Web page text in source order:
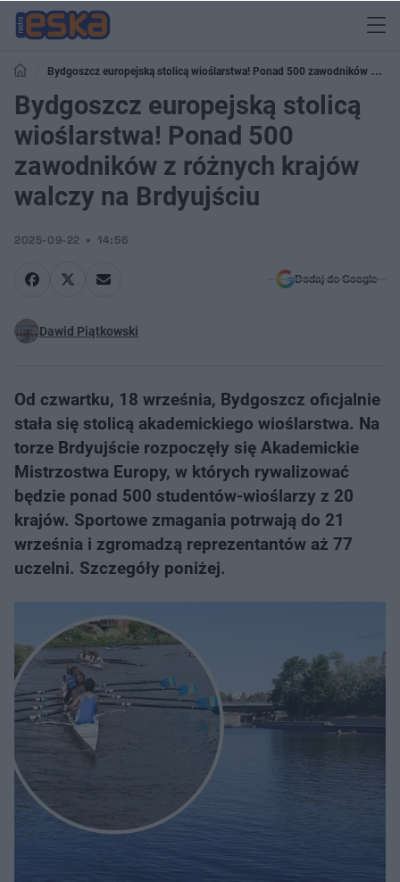
Bydgoszcz europejską stolicą wioślarstwa! Ponad 500 zawodników z
różnych krajów walczy na Brdyujściu
Bydgoszcz europejską stolicą
wioślarstwa! Ponad 500
zawodników z różnych krajów
walczy na Brdyujściu
2025-09-22 14:56
Dodaj do Google
Dawid Piątkowski
Od czwartku, 18 września, Bydgoszcz oficjalnie
stała się stolicą akademickiego wioślarstwa. Na
torze Brdyujście rozpoczęły się Akademickie
Mistrzostwa Europy, w których rywalizować
będzie ponad 500 studentów-wioślarzy z 20
krajów. Sportowe zmagania potrwają do 21
września i zgromadzą reprezentantów aż 77
uczelni. Szczegóły poniżej.